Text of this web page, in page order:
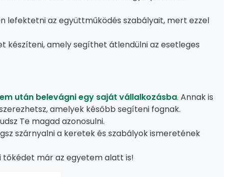
lefektetni az együttműködés szabályait, mert ezzel
készíteni, amely segíthet átlendülni az esetleges
után belevágni egy saját vállalkozásba. Annak is
amelyek később segíteni fognak.
Te magad azonosulni.
szárnyalni a keretek és szabályok ismeretének
tőkédet már az egyetem alatt is!